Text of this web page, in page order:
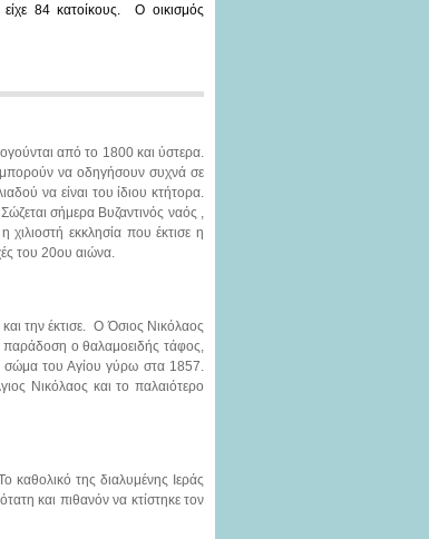
84 κατοίκους. Ο οικισμός
από το 1800 και ύστερα.
να οδηγήσουν συχνά σε
να είναι του ίδιου κτήτορα.
σήμερα Βυζαντινός ναός ,
εκκλησία που έκτισε η
του 20ου αιώνα.
την έκτισε. Ο Όσιος Νικόλαος
παράδοση ο θαλαμοειδής τάφος,
σώμα του Αγίου γύρω στα 1857.
Νικόλαος και το παλαιότερο
καθολικό της διαλυμένης Ιεράς
και πιθανόν να κτίστηκε τον